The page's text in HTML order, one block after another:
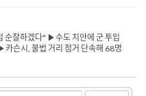
순찰하겠다" ▶수도 치안에 군 투입
슨시, 불법 거리 점거 단속해 68명
민, 벼룩 매개 전염병 확진 ▶캠핑 중